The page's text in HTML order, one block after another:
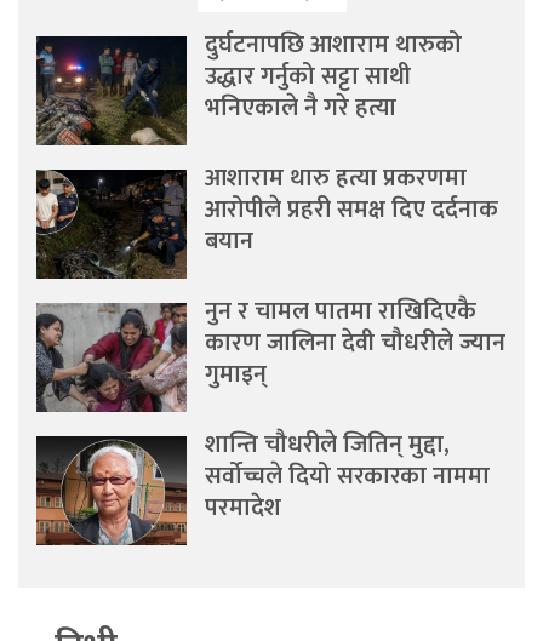
दुर्घटनापछि आशाराम थारुको
उद्धार गर्नुको सट्टा साथी
भनिएकाले नै गरे हत्या
आशाराम थारु हत्या प्रकरणमा
आरोपीले प्रहरी समक्ष दिए दर्दनाक
बयान
नुन र चामल पातमा राखिदिएकै
कारण जालिना देवी चौधरीले ज्यान
गुमाइन्
शान्ति चौधरीले जितिन् मुद्दा,
सर्वोच्चले दियो सरकारका नाममा
परमादेश